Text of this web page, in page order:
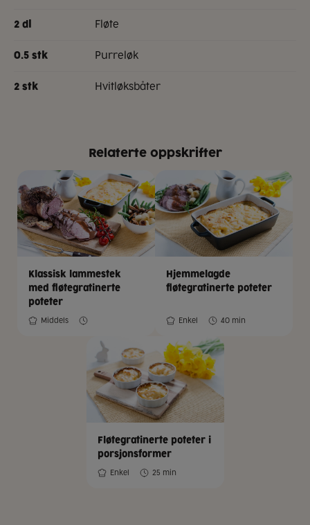
2 dl fløte
0.5 stk purreløk
2 stk hvitløksbåter
Relaterte oppskrifter
Klassisk lammestek
med fløtegratinerte
poteter
Middels
Hjemmelagde
fløtegratinerte poteter
Enkel 40 min
Fløtegratinerte poteter i
porsjonsformer
Enkel 25 min